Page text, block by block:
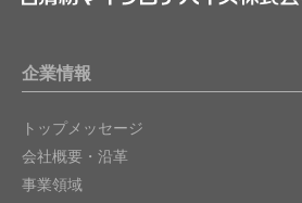
企業情報
トップメッセージ
会社概要・沿革
事業領域